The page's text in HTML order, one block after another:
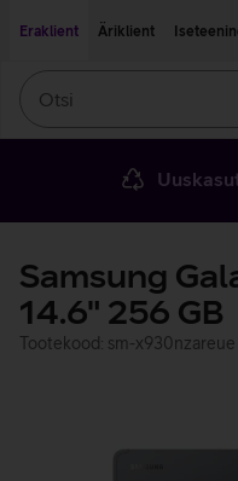
Eraklient
Äriklient
Samsung
14.6" 256 GB
Tootekood: sm-x930nzareue